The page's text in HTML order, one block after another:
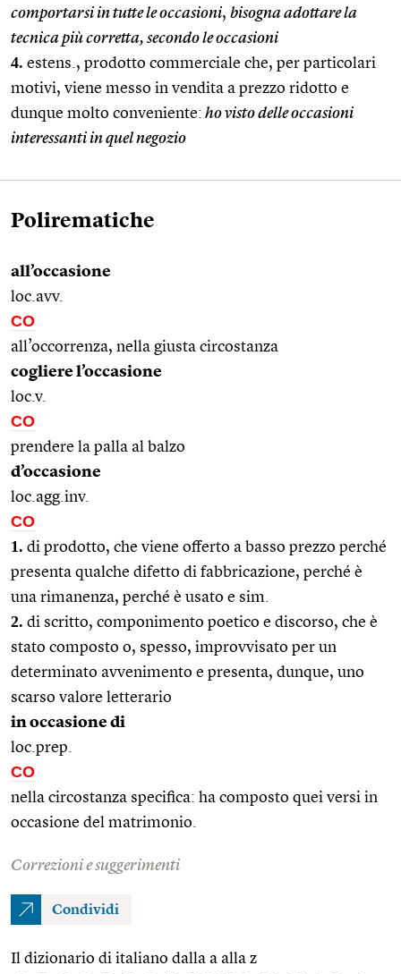
comportarsi in tutte le occasioni, bisogna adottare la
tecnica più corretta, secondo le occasioni
4. estens., prodotto commerciale che, per particolari
motivi, viene messo in vendita a prezzo ridotto e
dunque molto conveniente: ho visto delle occasioni
interessanti in quel negozio
Polirematiche
all’occasione
loc.avv.
CO
all’occorrenza, nella giusta circostanza
cogliere l’occasione
loc.v.
CO
prendere la palla al balzo
d’occasione
loc.agg.inv.
CO
1. di prodotto, che viene offerto a basso prezzo perché
presenta qualche difetto di fabbricazione, perché è
una rimanenza, perché è usato e sim.
2. di scritto, componimento poetico e discorso, che è
stato composto o, spesso, improvvisato per un
determinato avvenimento e presenta, dunque, uno
scarso valore letterario
in occasione di
loc.prep.
CO
nella circostanza specifica: ha composto quei versi in
occasione del matrimonio.
Correzioni e suggerimenti
Condividi
Il dizionario di italiano dalla a alla z